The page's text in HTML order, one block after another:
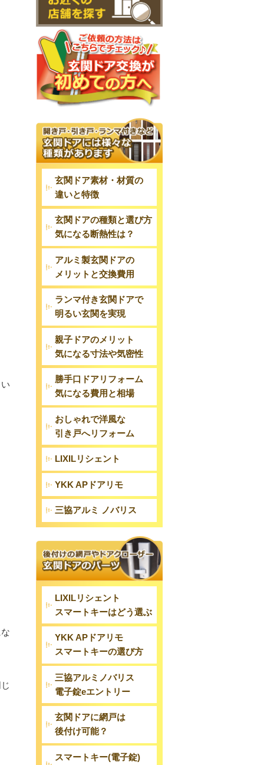
玄関ドア素材・材質の
違いと特徴
玄関ドアの種類と選び方
気になる断熱性は？
アルミ製玄関ドアの
メリットと交換費用
ランマ付き玄関ドアで
明るい玄関を実現
親子ドアのメリット
気になる寸法や気密性
勝手口ドアリフォーム
気になる費用と相場
おしゃれで洋風な
引き戸へリフォーム
LIXILリシェント
YKK APドアリモ
三協アルミ ノバリス
LIXILリシェント
スマートキーはどう選ぶ
YKK APドアリモ
スマートキーの選び方
三協アルミノバリス
電子錠eエントリー
玄関ドアに網戸は
後付け可能？
スマートキー(電子錠)